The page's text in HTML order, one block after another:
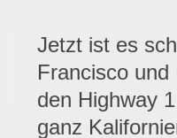
Jetzt ist es
Francisco
den Highway
ganz